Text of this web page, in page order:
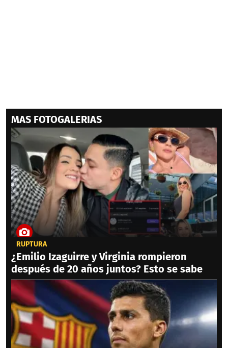
MAS FOTOGALERIAS
RUPTURA
¿Emilio Izaguirre y Virginia rompieron
después de 20 años juntos? Esto se sabe